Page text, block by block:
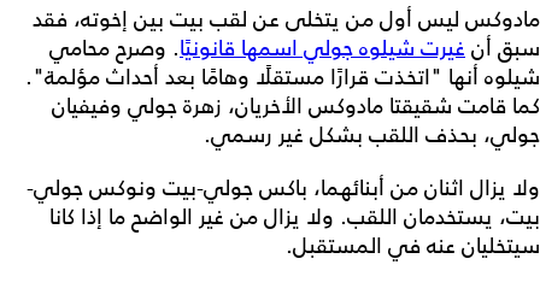
مادوكس ليس أول من يتخلى عن لقب بيت بين إخوته، فقد
سبق أنغيرت شيلوه جولي اسمها قانونيًا. وصرح محامي
شيلوه أنها "اتخذت قرارًا مستقلًا وهامًا بعد أحداث مؤلمة".
كما قامت شقيقتا مادوكس الأخريان، زهرة جولي وفيفيان
جولي، بحذف اللقب بشكل غير رسمي.
ولا يزال اثنان من أبنائهما، باكس جولي-بيت ونوكس جولي-
بيت، يستخدمان اللقب. ولا يزال من غير الواضح ما إذا كانا
سيتخليان عنه في المستقبل.